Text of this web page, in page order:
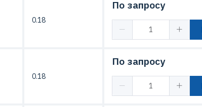
0.18
По запросу
0.18
По запросу